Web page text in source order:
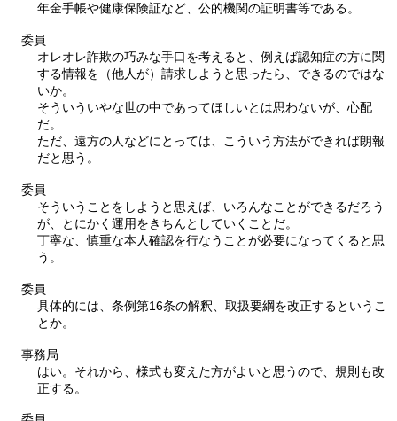
年金手帳や健康保険証など、公的機関の証明書等である。
委員
オレオレ詐欺の巧みな手口を考えると、例えば認知症の方に関
する情報を（他人が）請求しようと思ったら、できるのではな
いか。
そういういやな世の中であってほしいとは思わないが、心配
だ。
ただ、遠方の人などにとっては、こういう方法ができれば朗報
だと思う。
委員
そういうことをしようと思えば、いろんなことができるだろう
が、とにかく運用をきちんとしていくことだ。
丁寧な、慎重な本人確認を行なうことが必要になってくると思
う。
委員
具体的には、条例第16条の解釈、取扱要綱を改正するというこ
とか。
事務局
はい。それから、様式も変えた方がよいと思うので、規則も改
正する。